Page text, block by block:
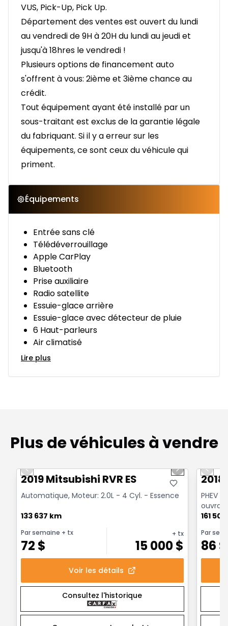
VUS, Pick-Up, Pick Up.
Département des ventes est ouvert du lundi
au vendredi de 9H à 20H du lundi au jeudi et
jusqu'à 18hres le vendredi !
Plusieurs options de financement auto
s'offrent à vous: 2ième et 3ième chance au
crédit.
Tout équipement ayant été installé par un
sous-traitant est exclus de la garantie légale
du fabriquant. Si il y a erreur sur les
équipements, ce sont ceux du véhicule qui
priment.
Équipements
Entrée sans clé
Télédéverrouillage
Apple CarPlay
Bluetooth
Prise auxiliaire
Radio satellite
Essuie-glace arrière
Essuie-glace avec détecteur de pluie
6 Haut-parleurs
Air climatisé
Lire plus
Plus de véhicules à vendre
Previous slide Next slide
2019 Mitsubishi RVR ES
Automatique, Moteur: 2.0L - 4 Cyl. - Essence
133 637 km
Par semaine + tx
72 $
+ tx
15 000$
Voir les détails
Consultez l'historique
PHEV
161
Par
86 $